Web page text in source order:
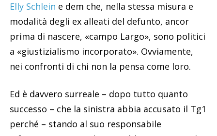
Elly Schlein e dem che, nella stessa misura e
modalità degli ex alleati del defunto, ancor
prima di nascere, «campo Largo», sono politici
a «giustizialismo incorporato». Ovviamente,
nei confronti di chi non la pensa come loro.
Ed è davvero surreale – dopo tutto quanto
successo – che la sinistra abbia accusato il Tg1
perché – stando al suo responsabile